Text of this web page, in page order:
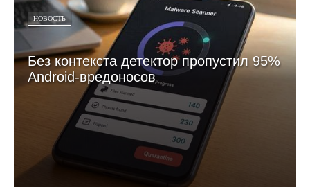
НОВОСТЬ
Без контекста детектор пропустил 95%
Android-вредоносов